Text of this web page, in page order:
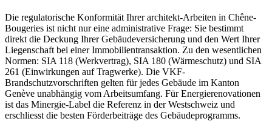
Die regulatorische Konformität Ihrer architekt-Arbeiten in Chêne-
Bougeries ist nicht nur eine administrative Frage: Sie bestimmt
direkt die Deckung Ihrer Gebäudeversicherung und den Wert Ihrer
Liegenschaft bei einer Immobilientransaktion. Zu den wesentlichen
Normen: SIA 118 (Werkvertrag), SIA 180 (Wärmeschutz) und SIA
261 (Einwirkungen auf Tragwerke). Die VKF-
Brandschutzvorschriften gelten für jedes Gebäude im Kanton
Genève unabhängig vom Arbeitsumfang. Für Energierenovationen
ist das Minergie-Label die Referenz in der Westschweiz und
erschliesst die besten Förderbeiträge des Gebäudeprogramms.